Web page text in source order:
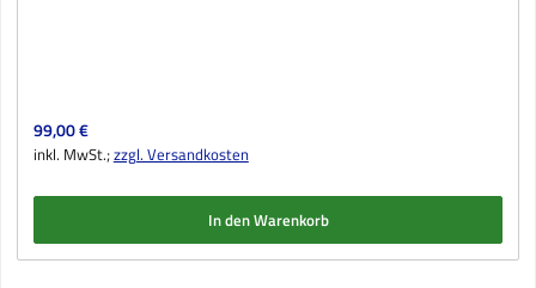
Regulärer Preis:
99,00 €
inkl. MwSt.;zzgl. Versandkosten
In den Warenkorb